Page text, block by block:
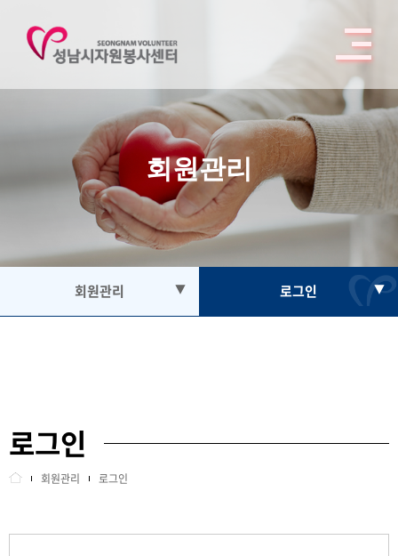
회원관리
회원관리 ▼
교육안내
정보센터
인센티브
로그인 ▼
정보수정
로그인
회원관리 로그인